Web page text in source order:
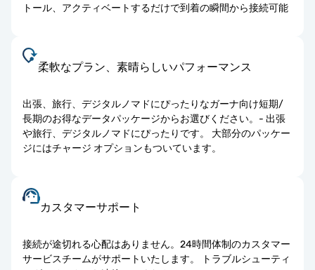
トール、アクティベートするだけで到着の瞬間から接続可能
柔軟なプラン、素晴らしいパフォーマンス
出張、旅行、デジタルノマドにぴったりなガーナ向け短期/
長期のお得なデータパッケージからお選びください。- 出張
や旅行、デジタルノマドにぴったりです。 大部分のパッケー
ジにはチャージ オプションもついています。
カスタマーサポート
接続が途切れる心配はありません。24時間体制のカスタマー
サービスチームがサポートいたします。 トラブルシューティ